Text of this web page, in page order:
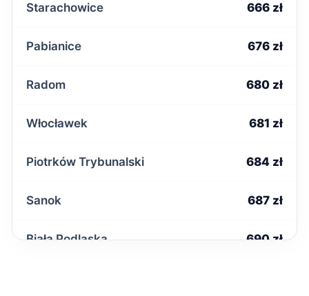
Starachowice 666 zł
Pabianice 676 zł
Radom 680 zł
Włocławek 681 zł
Piotrków Trybunalski 684 zł
Sanok 687 zł
Biała Podlaska 690 zł